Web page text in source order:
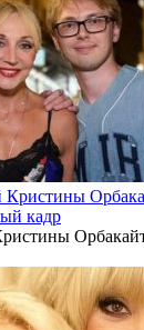
Кристины
кадр